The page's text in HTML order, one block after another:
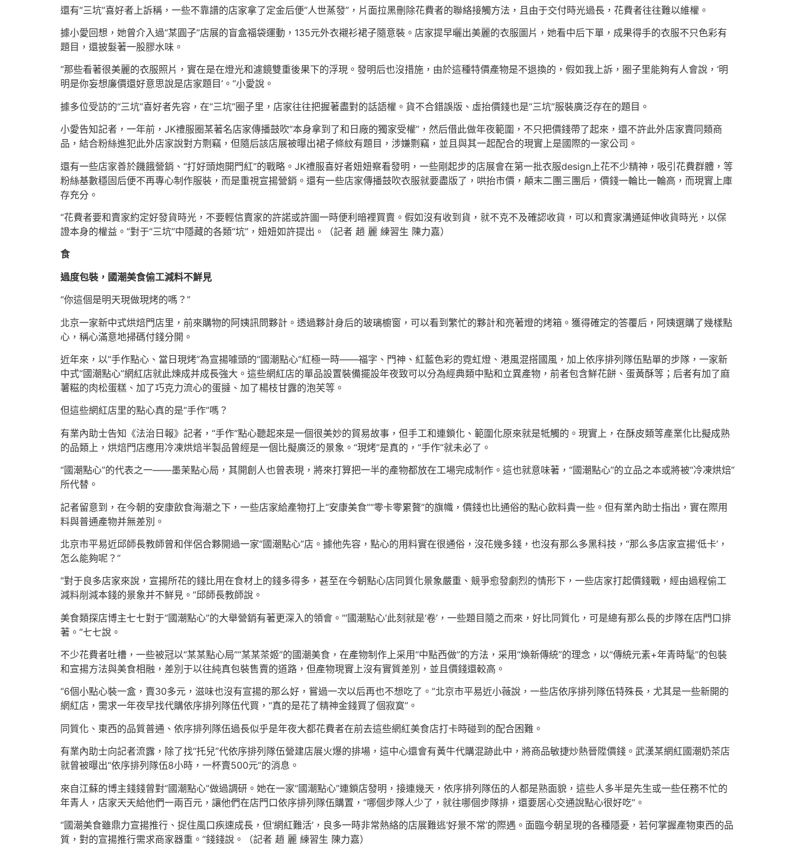
還有“三坑”喜好者上訴稱，一些不靠譜的店家拿了定金后便“人世蒸發”，片面拉黑刪除花費者的聯絡接觸方法，且由于交付時光過長，花費者往往難以維權。
據小愛回想，她曾介入過“某圓子”店展的盲盒福袋運動，135元外衣襯衫裙子隨意裝。店家提早曬出美麗的衣服圖片，她看中后下單，成果得手的衣服不只色彩有
題目，還披髮著一股膠水味。
“那些看著很美麗的衣服照片，實在是在燈光和濾鏡雙重後果下的浮現。發明后也沒措施，由於這種特價產物是不退換的，假如我上訴，圈子里能夠有人會說，‘明
明是你妄想廉價還好意思說是店家題目’。”小愛說。
據多位受訪的“三坑”喜好者先容，在“三坑”圈子里，店家往往把握著盡對的話語權。貨不合錯誤版、虛抬價錢也是“三坑”服裝廣泛存在的題目。
小愛告知記者，一年前，JK禮服圈某著名店家傳播鼓吹“本身拿到了和日廠的獨家受權”，然后借此做年夜範圍，不只把價錢帶了起來，還不許此外店家賣同類商
品，結合粉絲進犯此外店家說對方剽竊，但隨后該店展被曝出裙子條紋有題目，涉嫌剽竊，並且與其一起配合的現實上是國際的一家公司。
還有一些店家善於饑餓營銷、“打好頭炮開門紅”的戰略。JK禮服喜好者妞妞察看發明，一些剛起步的店展會在第一批衣服design上花不少精神，吸引花費群體，等
粉絲基數穩固后便不再專心制作服裝，而是重視宣揚營銷。還有一些店家傳播鼓吹衣服就要盡版了，哄抬市價，顛末二團三團后，價錢一輪比一輪高，而現實上庫
存充分。
“花費者要和賣家約定好發貨時光，不要輕信賣家的許諾或許圖一時便利暗裡買賣。假如沒有收到貨，就不克不及確認收貨，可以和賣家溝通延伸收貨時光，以保
證本身的權益。”對于“三坑”中隱藏的各類“坑”，妞妞如許提出。（記者 趙 麗 練習生 陳力嘉）
食
過度包裝，國潮美食偷工減料不鮮見
“你這個是明天現做現烤的嗎？”
北京一家新中式烘焙門店里，前來購物的阿姨訊問夥計。透過夥計身后的玻璃櫥窗，可以看到繁忙的夥計和亮著燈的烤箱。獲得確定的答覆后，阿姨選購了幾樣點
心，稱心滿意地掃碼付錢分開。
近年來，以“手作點心、當日現烤”為宣揚噱頭的“國潮點心”紅極一時——福字、門神、紅藍色彩的霓虹燈、港風混搭國風，加上依序排列隊伍點單的步隊，一家新
中式“國潮點心”網紅店就此煉成并成長強大。這些網紅店的單品設置裝備擺設年夜致可以分為經典類中點和立異產物，前者包含鮮花餅、蛋黃酥等；后者有加了麻
薯糍的肉松蛋糕、加了巧克力流心的蛋撻、加了楊枝甘露的泡芙等。
但這些網紅店里的點心真的是“手作”嗎？
有業內助士告知《法治日報》記者，“手作”點心聽起來是一個很美妙的貿易故事，但手工和連鎖化、範圍化原來就是牴觸的。現實上，在酥皮類等產業化比擬成熟
的品類上，烘焙門店應用冷凍烘焙半製品曾經是一個比擬廣泛的景象。“現烤”是真的，“手作”就未必了。
“國潮點心”的代表之一——墨茉點心局，其開創人也曾表現，將來打算把一半的產物都放在工場完成制作。這也就意味著，“國潮點心”的立品之本或將被“冷凍烘焙”
所代替。
記者留意到，在今朝的安康飲食海潮之下，一些店家給產物打上“安康美食”“零卡零累贅”的旗幟，價錢也比通俗的點心飲料貴一些。但有業內助士指出，實在際用
料與普通產物并無差別。
北京市平易近邱師長教師曾和伴侶合夥開過一家“國潮點心”店。據他先容，點心的用料實在很通俗，沒花幾多錢，也沒有那么多黑科技，“那么多店家宣揚‘低卡’，
怎么能夠呢？”
“對于良多店家來說，宣揚所花的錢比用在食材上的錢多得多，甚至在今朝點心店同質化景象嚴重、競爭愈發劇烈的情形下，一些店家打起價錢戰，經由過程偷工
減料削減本錢的景象并不鮮見。”邱師長教師說。
美食類探店博主七七對于“國潮點心”的大舉營銷有著更深入的領會。“‘國潮點心’此刻就是‘卷’，一些題目隨之而來，好比同質化，可是總有那么長的步隊在店門口排
著。”七七說。
不少花費者吐槽，一些被冠以“某某點心局”“某某茶姬”的國潮美食，在產物制作上采用“中點西做”的方法，采用“煥新傳統”的理念，以“傳統元素+年青時髦”的包裝
和宣揚方法與美食相融，差別于以往純真包裝售賣的道路，但產物現實上沒有實質差別，並且價錢還較高。
“6個小點心裝一盒，賣30多元，滋味也沒有宣揚的那么好，嘗過一次以后再也不想吃了。”北京市平易近小薇說，一些店依序排列隊伍特殊長，尤其是一些新開的
網紅店，需求一年夜早找代購依序排列隊伍代買，“真的是花了精神金錢買了個寂寞”。
同質化、東西的品質普通、依序排列隊伍過長似乎是年夜大都花費者在前去這些網紅美食店打卡時碰到的配合困難。
有業內助士向記者流露，除了找“托兒”代依序排列隊伍營建店展火爆的排場，這中心還會有黃牛代購混跡此中，將商品敏捷炒熱晉陞價錢。武漢某網紅國潮奶茶店
就曾被曝出“依序排列隊伍8小時，一杯賣500元”的消息。
來自江蘇的博主錢錢曾對“國潮點心”做過調研。她在一家“國潮點心”連鎖店發明，接連幾天，依序排列隊伍的人都是熟面貌，這些人多半是先生或一些任務不忙的
年青人，店家天天給他們一兩百元，讓他們在店門口依序排列隊伍購置，“哪個步隊人少了，就往哪個步隊排，還要居心交通說點心很好吃”。
“國潮美食雖鼎力宣揚推行、捉住風口疾速成長，但‘網紅難活’，良多一時非常熱絡的店展難逃‘好景不常’的際遇。面臨今朝呈現的各種隱憂，若何掌握產物東西的品
質，對的宣揚推行需求商家器重。”錢錢說。（記者 趙 麗 練習生 陳力嘉）